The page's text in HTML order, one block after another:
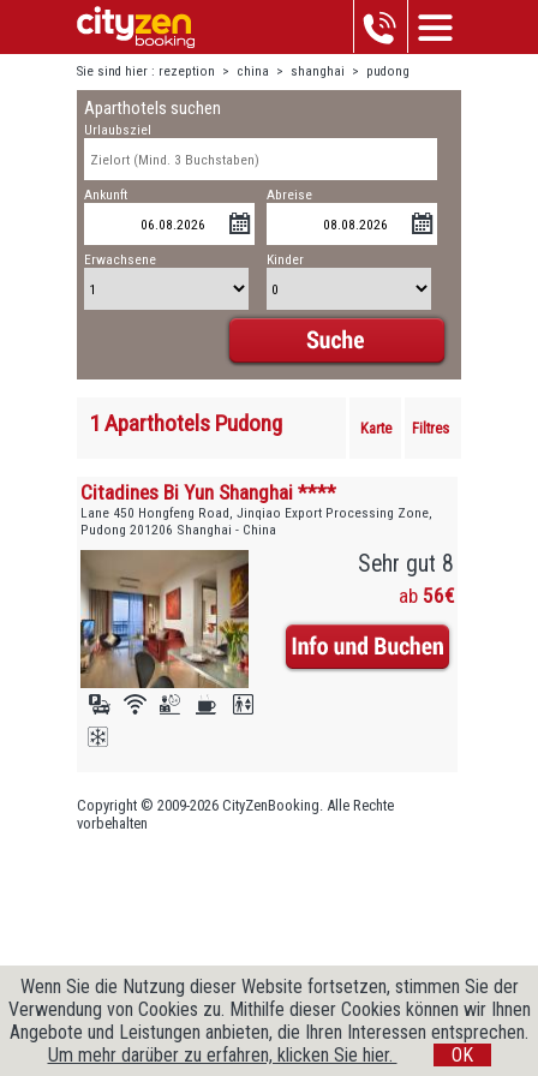
Sie sind hier : rezeption > china > shanghai > pudong
Aparthotels suchen
Urlaubsziel
Ankunft Abreise
Erwachsene Kinder
1 Aparthotels Pudong Karte Filtres
Citadines Bi Yun Shanghai ****
Lane 450 Hongfeng Road, Jinqiao Export Processing Zone,
Pudong 201206 Shanghai - China
Sehr gut 8
ab 56€
Copyright © 2009-2026 CityZenBooking. Alle Rechte
vorbehalten
Wenn Sie die Nutzung dieser Website fortsetzen, stimmen Sie der
Verwendung von Cookies zu. Mithilfe dieser Cookies können wir Ihnen
Angebote und Leistungen anbieten, die Ihren Interessen entsprechen.
Um mehr darüber zu erfahren, klicken Sie hier.
OK